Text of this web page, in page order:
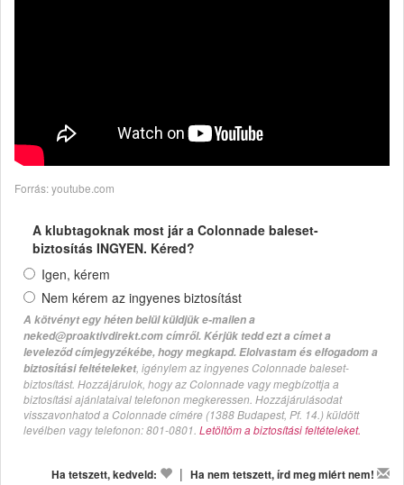
Forrás: youtube.com
A klubtagoknak most jár a Colonnade baleset-
biztosítás INGYEN. Kéred?
Igen, kérem
Nem kérem az ingyenes biztosítást
A kötvényt egy héten belül küldjük e-mailen a
neked@proaktivdirekt.com címről. Kérjük tedd ezt a címet a
leveleződ címjegyzékébe, hogy megkapd. Elolvastam és elfogadom a
biztosítási feltételeket, igénylem az ingyenes Colonnade baleset-
biztosítást. Hozzájárulok, hogy az Colonnade vagy megbízottja a
biztosítási ajánlataival telefonon megkeressen. Hozzájárulásodat
visszavonhatod a Colonnade címére (1388 Budapest, Pf. 14.) küldött
levélben vagy telefonon: 801-0801. Letöltöm a biztosítási feltételeket.
Ha tetszett, kedveld: | Ha nem tetszett, írd meg miért nem!